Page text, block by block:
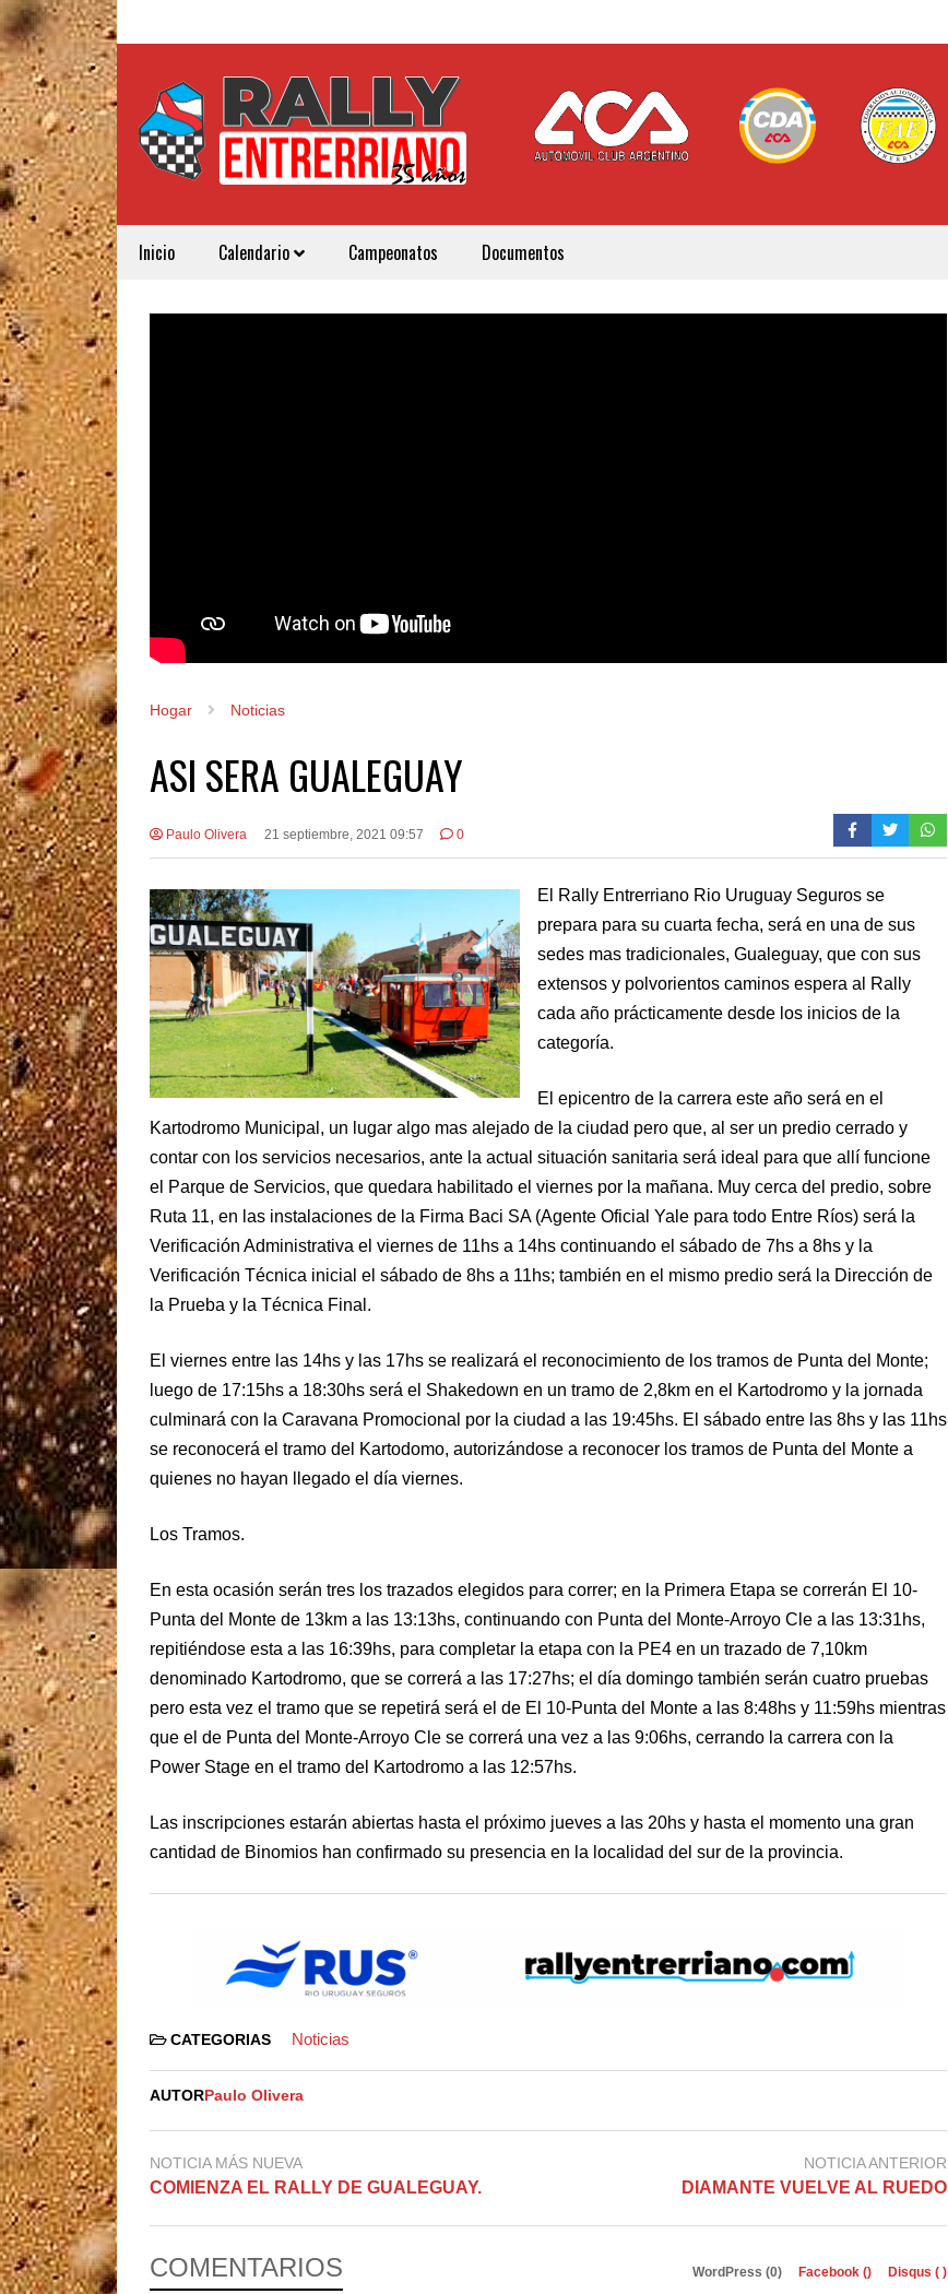
Inicio Calendario Campeonatos Documentos
Hogar Noticias
ASI SERA GUALEGUAY
Paulo Olivera 21 septiembre, 2021 09:57 0
El Rally Entrerriano Rio Uruguay Seguros se
prepara para su cuarta fecha, será en una de sus
sedes mas tradicionales, Gualeguay, que con sus
extensos y polvorientos caminos espera al Rally
cada año prácticamente desde los inicios de la
categoría.
El epicentro de la carrera este año será en el
Kartodromo Municipal, un lugar algo mas alejado de la ciudad pero que, al ser un predio cerrado y
contar con los servicios necesarios, ante la actual situación sanitaria será ideal para que allí funcione
el Parque de Servicios, que quedara habilitado el viernes por la mañana. Muy cerca del predio, sobre
Ruta 11, en las instalaciones de la Firma Baci SA (Agente Oficial Yale para todo Entre Ríos) será la
Verificación Administrativa el viernes de 11hs a 14hs continuando el sábado de 7hs a 8hs y la
Verificación Técnica inicial el sábado de 8hs a 11hs; también en el mismo predio será la Dirección de
la Prueba y la Técnica Final.
El viernes entre las 14hs y las 17hs se realizará el reconocimiento de los tramos de Punta del Monte;
luego de 17:15hs a 18:30hs será el Shakedown en un tramo de 2,8km en el Kartodromo y la jornada
culminará con la Caravana Promocional por la ciudad a las 19:45hs. El sábado entre las 8hs y las 11hs
se reconocerá el tramo del Kartodomo, autorizándose a reconocer los tramos de Punta del Monte a
quienes no hayan llegado el día viernes.
Los Tramos.
En esta ocasión serán tres los trazados elegidos para correr; en la Primera Etapa se correrán El 10-
Punta del Monte de 13km a las 13:13hs, continuando con Punta del Monte-Arroyo Cle a las 13:31hs,
repitiéndose esta a las 16:39hs, para completar la etapa con la PE4 en un trazado de 7,10km
denominado Kartodromo, que se correrá a las 17:27hs; el día domingo también serán cuatro pruebas
pero esta vez el tramo que se repetirá será el de El 10-Punta del Monte a las 8:48hs y 11:59hs mientras
que el de Punta del Monte-Arroyo Cle se correrá una vez a las 9:06hs, cerrando la carrera con la
Power Stage en el tramo del Kartodromo a las 12:57hs.
Las inscripciones estarán abiertas hasta el próximo jueves a las 20hs y hasta el momento una gran
cantidad de Binomios han confirmado su presencia en la localidad del sur de la provincia.
CATEGORIAS Noticias
AUTOR Paulo Olivera
NOTICIA MÁS NUEVA
COMIENZA EL RALLY DE GUALEGUAY.
NOTICIA ANTERIOR
DIAMANTE VUELVE AL RUEDO
COMENTARIOS WordPress (0) Facebook () Disqus ( )